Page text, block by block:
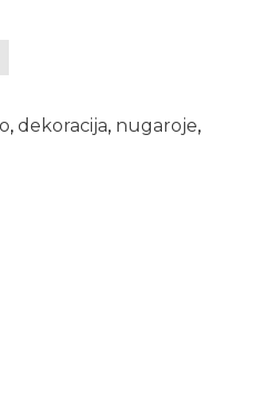
, dekoracija, nugaroje,